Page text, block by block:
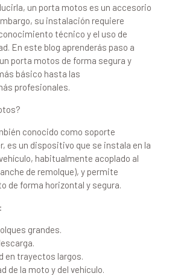
un porta motos es un accesorio
su instalación requiere
técnico y el uso de
En este blog aprenderás paso a
porta motos de forma segura y
básico hasta las
profesionales.
conocido como soporte
es un dispositivo que se instala en la
habitualmente acoplado al
de remolque), y permite
de forma horizontal y segura.
grandes.
en trayectos largos.
de la moto y del vehículo.